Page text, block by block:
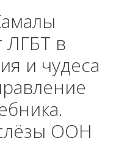
ЛГБТ в
и чудеса
ООН